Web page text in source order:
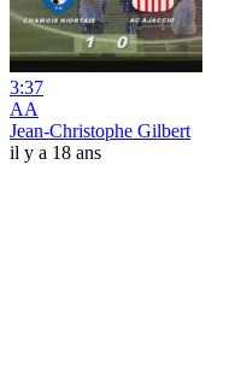
3:37
AA
Jean-Christophe Gilbert
il y a 18 ans